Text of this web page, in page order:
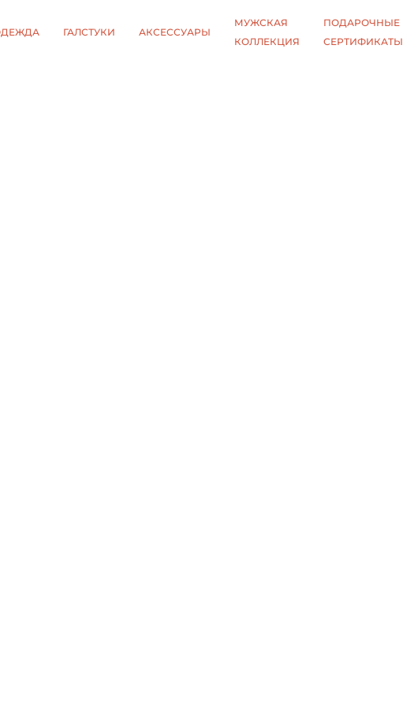
ГАЛСТУКИ АКСЕССУАРЫ
МУЖСКАЯ
КОЛЛЕКЦИЯ
ПОДАРОЧНЫЕ
СЕРТИФИКАТЫ